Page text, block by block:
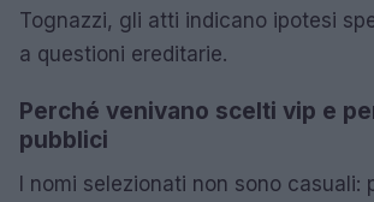
Tognazzi, gli atti indicano ipotesi
a questioni ereditarie.
Perché venivano scelti vip e
pubblici
I nomi selezionati non sono casuali: